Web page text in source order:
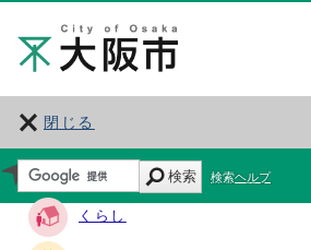
閉じる
サイト・ナビ
くらし
検索 検索ヘルプ